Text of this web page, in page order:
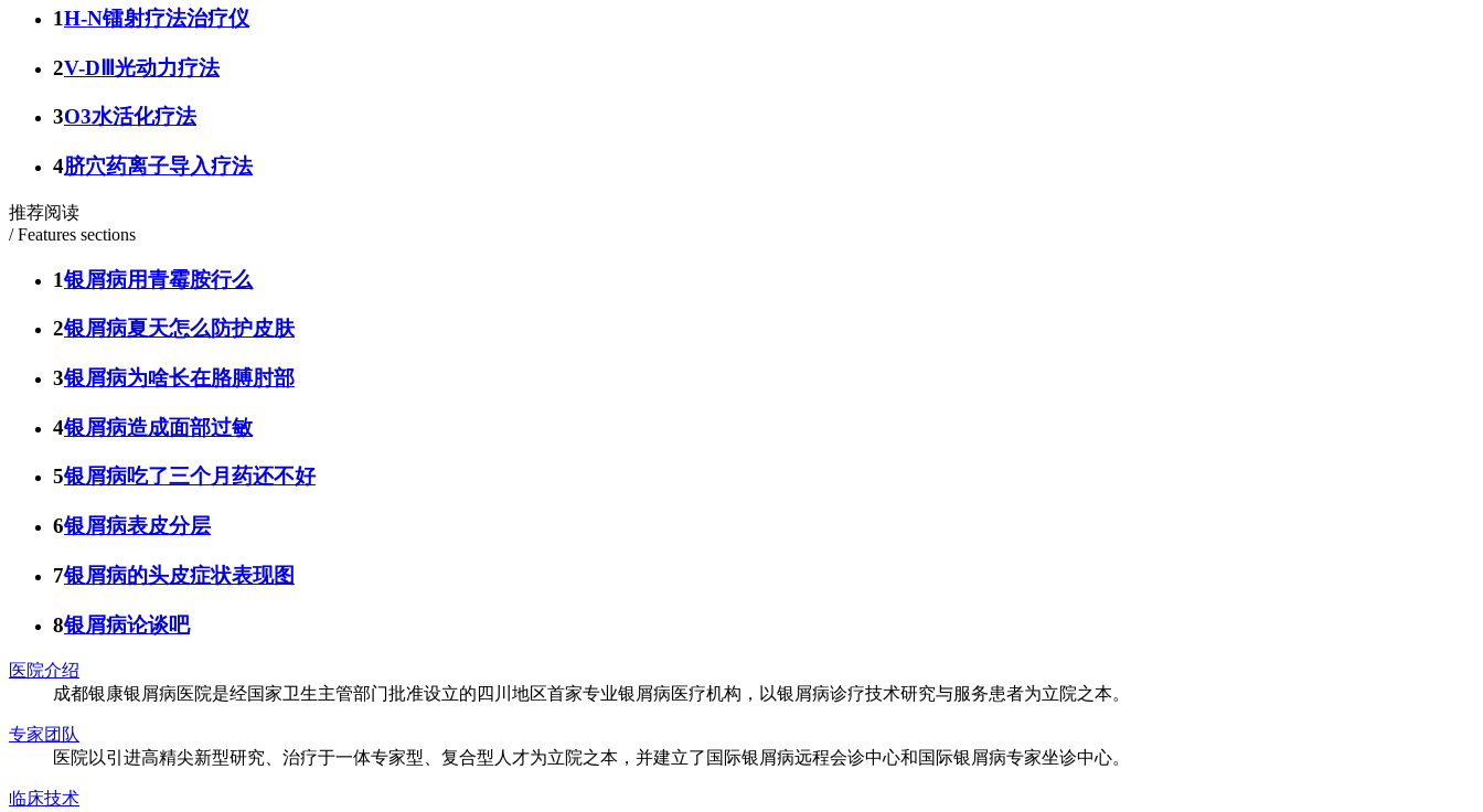
1H-N镭射疗法治疗仪
2V-DⅢ光动力疗法
3O3水活化疗法
4脐穴药离子导入疗法
推荐阅读
/ Features sections
1银屑病用青霉胺行么
2银屑病夏天怎么防护皮肤
3银屑病为啥长在胳膊肘部
4银屑病造成面部过敏
5银屑病吃了三个月药还不好
6银屑病表皮分层
7银屑病的头皮症状表现图
8银屑病论谈吧
医院介绍
成都银康银屑病医院是经国家卫生主管部门批准设立的四川地区首家专业银屑病医疗机构，以银屑病诊疗技术研究与服务患者为立院之本。
专家团队
医院以引进高精尖新型研究、治疗于一体专家型、复合型人才为立院之本，并建立了国际银屑病远程会诊中心和国际银屑病专家坐诊中心。
临床技术